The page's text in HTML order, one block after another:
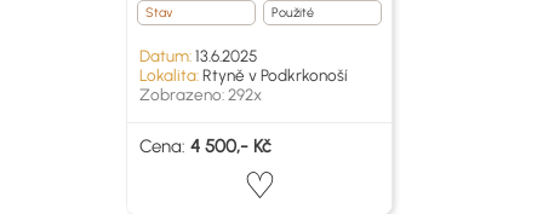
Stav Použité
Datum:13.6.2025
Lokalita:Rtyně v Podkrkonoší
Zobrazeno: 292x
Cena: 4 500,- Kč